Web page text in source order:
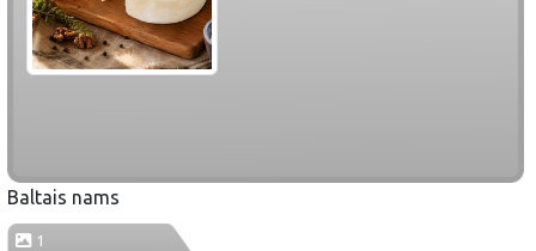
Baltais nams
1